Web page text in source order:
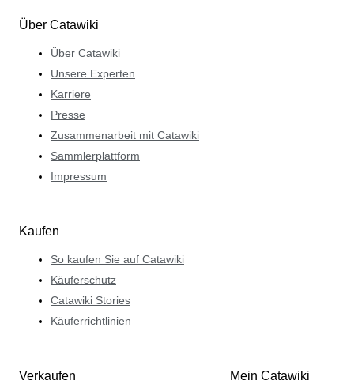
Über Catawiki
Über Catawiki
Unsere Experten
Karriere
Presse
Zusammenarbeit mit Catawiki
Sammlerplattform
Impressum
Kaufen
So kaufen Sie auf Catawiki
Käuferschutz
Catawiki Stories
Käuferrichtlinien
Verkaufen Mein Catawiki